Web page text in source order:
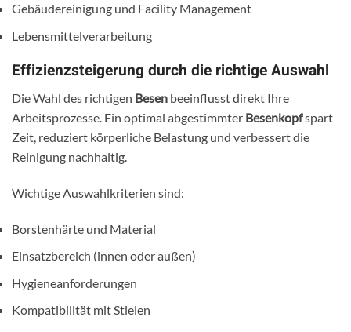
Gebäudereinigung und Facility Management
Lebensmittelverarbeitung
Effizienzsteigerung durch die richtige Auswahl
Die Wahl des richtigen Besen beeinflusst direkt Ihre
Arbeitsprozesse. Ein optimal abgestimmter Besenkopfspart
Zeit, reduziert körperliche Belastung und verbessert die
Reinigung nachhaltig.
Wichtige Auswahlkriterien sind:
Borstenhärte und Material
Einsatzbereich (innen oder außen)
Hygieneanforderungen
Kompatibilität mit Stielen